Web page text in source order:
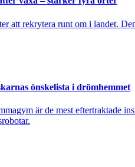
att rekrytera runt om i landet.
önskelista i drömhemmet
är de mest eftertraktade